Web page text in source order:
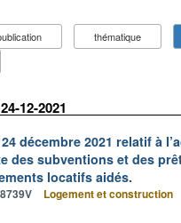
thématique
12-2021
décembre 2021 relatif à
des subventions et des
locatifs aidés.
Logement et construction